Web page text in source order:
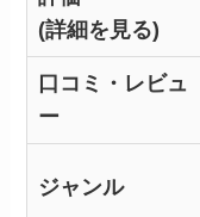
(詳細を見る)
口コミ・レビュ
ー
ジャンル